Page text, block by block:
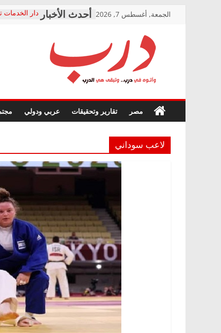
الجمعة, أغسطس 7, 2026
دار الخدمات
معاناة
فرحات
حزب
صور .. اعتماد
الوزاري
إنشاء المبنى
قرينة
حق أصيل
درب
في
درب..
هي
الدرب
مصر تقارير وتحقيقات عربي ودولي
لاعب سوداني